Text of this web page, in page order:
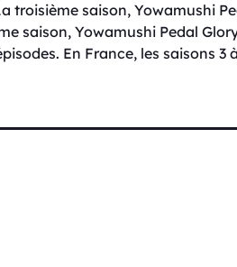
troisième saison, Yowamushi
saison, Yowamushi Pedal
En France, les saisons